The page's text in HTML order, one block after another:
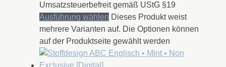
Umsatzsteuerbefreit gemäß UStG §19
Ausführung wählen Dieses Produkt weist
mehrere Varianten auf. Die Optionen können
auf der Produktseite gewählt werden